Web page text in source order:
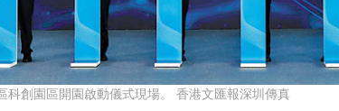
科創園區開園啟動儀式現場。 香港文匯報深圳傳真